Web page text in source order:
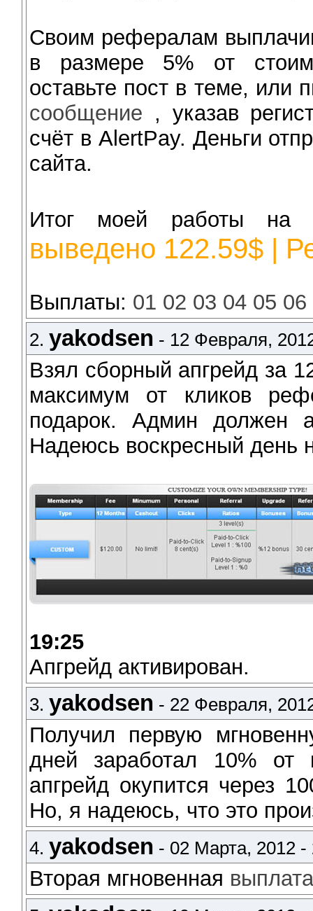
Своим рефералам
в размере 5% от
оставьте пост в теме, или
сообщение , указав
счёт в AlertPay. Деньги
сайта.
Итог моей работы
выведено 122.59$ |
Выплаты: 01 02 03 04 05 06
2.yakodsen - 12 Февраля,
Взял сборный апгрейд за
максимум от кликов
подарок. Админ должен
Надеюсь воскресный день
19:25
Апгрейд активирован.
3.yakodsen - 22 Февраля,
Получил первую
дней заработал 10% от
апгрейд окупится через
Но, я надеюсь, что это
4.yakodsen - 02 Марта, 2012
Вторая мгновенная